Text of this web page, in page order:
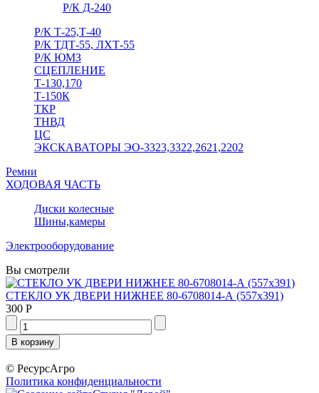
Р/К Д-240
Р/К Т-25,Т-40
Р/К ТДТ-55, ЛХТ-55
Р/К ЮМЗ
СЦЕПЛЕНИЕ
Т-130,170
Т-150К
ТКР
ТНВД
ЦС
ЭКСКАВАТОРЫ ЭО-3323,3322,2621,2202
Ремни
ХОДОВАЯ ЧАСТЬ
Диски колесные
Шины,камеры
Электрооборудование
Вы смотрели
СТЕКЛО УК ДВЕРИ НИЖНЕЕ 80-6708014-А (557х391)
300 Р
© РесурсАгро
Политика конфиденциальности